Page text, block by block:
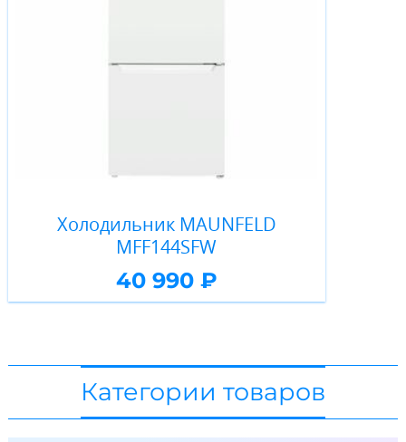
Холодильник MAUNFELD
MFF144SFW
40 990 ₽
Категории товаров